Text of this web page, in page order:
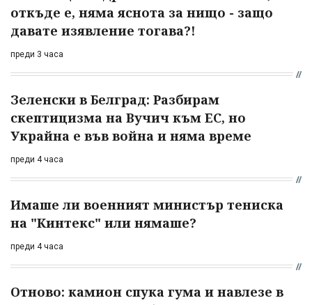
откъде е, няма яснота за нищо - защо
давате изявление тогава?!
преди 3 часа
Зеленски в Белград: Разбирам
скептицизма на Вучич към ЕС, но
Украйна е във война и няма време
преди 4 часа
Имаше ли военният министър тениска
на "Кинтекс" или нямаше?
преди 4 часа
Отново: камион спука гума и навлезе в